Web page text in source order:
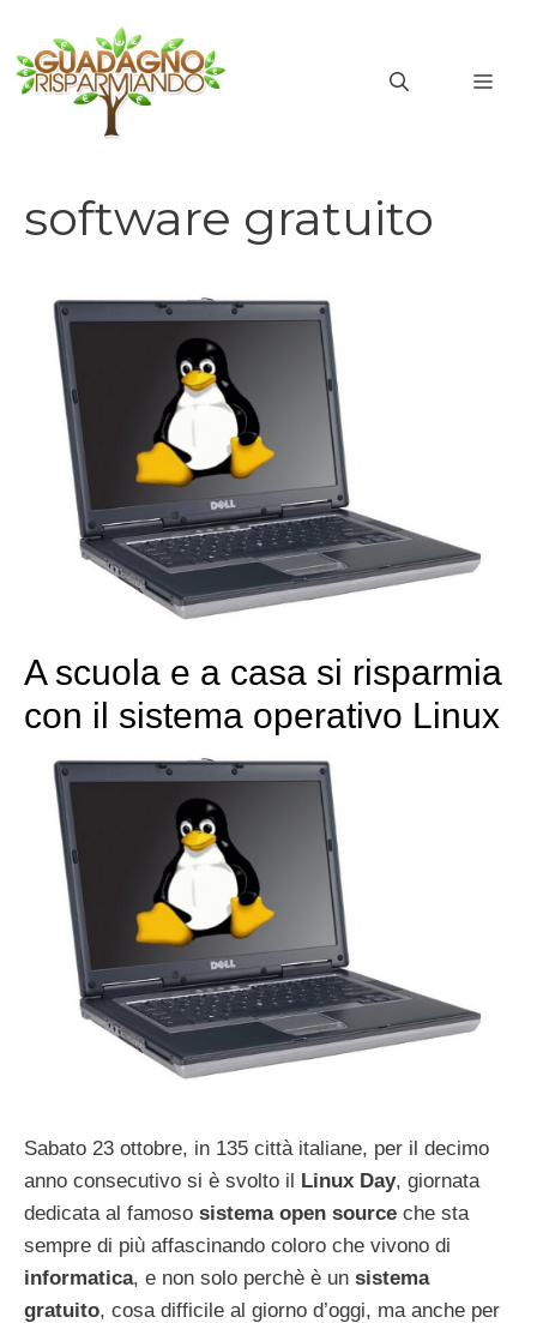
contenuto
software gratuito
A scuola e a casa si risparmia
con il sistema operativo Linux
Sabato 23 ottobre, in 135 città italiane, per il decimo
anno consecutivo si è svolto il Linux Day, giornata
dedicata al famoso sistema open source che sta
sempre di più affascinando coloro che vivono di
informatica, e non solo perchè è un sistema
gratuito, cosa difficile al giorno d’oggi, ma anche per